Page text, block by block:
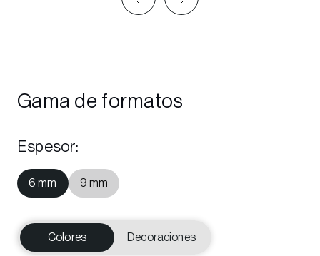
Gama de formatos
Espesor:
6 mm 9 mm
Colores Decoraciones